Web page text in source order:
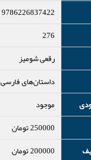
9786226837422
276
رقعی شومیز
داستان‌های فارسی
موجود
250000تومان
200000تومان